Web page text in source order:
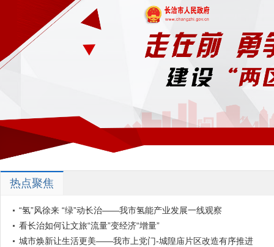
热点聚焦
“氢”风徐来 “绿”动长治——我市氢能产业发展一线观察
看长治如何让文旅“流量”变经济“增量”
城市焕新让生活更美——我市上党门-城隍庙片区改造有序推进